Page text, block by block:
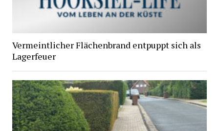
Vermeintlicher Flächenbrand entpuppt sich als
Lagerfeuer